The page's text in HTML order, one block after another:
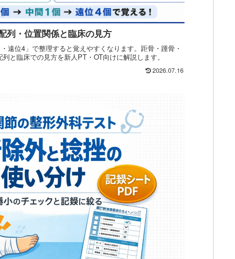
列・位置関係と臨床の見方
遠位4」で整理すると覚えやすくなります。距骨・踵骨・
と臨床での見方を新人PT・OT向けに解説します。
2026.07.16